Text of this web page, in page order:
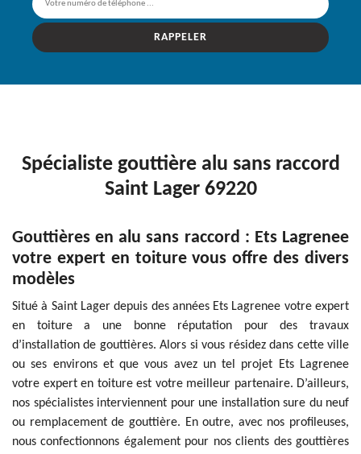
Spécialiste gouttière alu sans raccord
Saint Lager 69220
Gouttières en alu sans raccord : Ets Lagrenee
votre expert en toiture vous offre des divers
modèles
Situé à Saint Lager depuis des années Ets Lagrenee votre expert
en toiture a une bonne réputation pour des travaux
d’installation de gouttières. Alors si vous résidez dans cette ville
ou ses environs et que vous avez un tel projet Ets Lagrenee
votre expert en toiture est votre meilleur partenaire. D’ailleurs,
nos spécialistes interviennent pour une installation sure du neuf
ou remplacement de gouttière. En outre, avec nos profileuses,
nous confectionnons également pour nos clients des gouttières